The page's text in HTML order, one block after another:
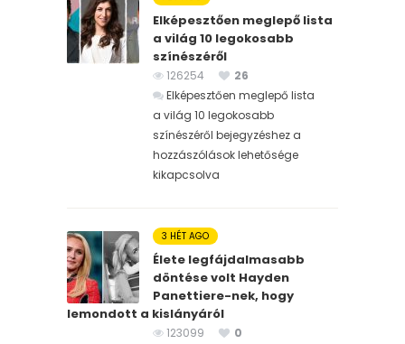
Elképesztően meglepő lista
a világ 10 legokosabb
színészéről
126254
26
Elképesztően meglepő lista
a világ 10 legokosabb
színészéről bejegyzéshez a
hozzászólások lehetősége
kikapcsolva
3 HÉT AGO
Élete legfájdalmasabb
döntése volt Hayden
Panettiere-nek, hogy
lemondott a kislányáról
123099
0